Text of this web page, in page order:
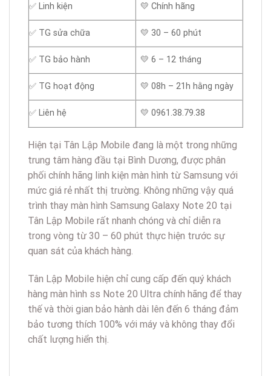
✅ Linh kiện 💛 Chính hãng
✅ TG sửa chữa 💛 30 – 60 phút
✅ TG bảo hành 💛 6 – 12 tháng
✅ TG hoạt động 💛 08h – 21h hằng ngày
✅ Liên hệ 💛 0961.38.79.38
Hiện tại Tân Lập Mobile đang là một trong những
trung tâm hàng đầu tại Bình Dương, được phân
phối chính hãng linh kiện màn hình từ Samsung với
mức giá rẻ nhất thị trường. Không những vậy quá
trình thay màn hình Samsung Galaxy Note 20 tại
Tân Lập Mobile rất nhanh chóng và chỉ diễn ra
trong vòng từ 30 – 60 phút thực hiện trước sự
quan sát của khách hàng.
Tân Lập Mobile hiện chỉ cung cấp đến quý khách
hàng màn hình ss Note 20 Ultra chính hãng để thay
thế và thời gian bảo hành dài lên đến 6 tháng đảm
bảo tương thích 100% với máy và không thay đổi
chất lượng hiển thị.